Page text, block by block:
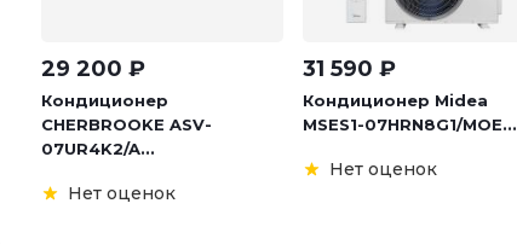
29 200 ₽
Кондиционер
CHERBROOKE ASV-
07UR4K2/A...
Нет оценок
31 590 ₽
Кондиционер Midea
MSES1-07HRN8G1/MOE...
Нет оценок